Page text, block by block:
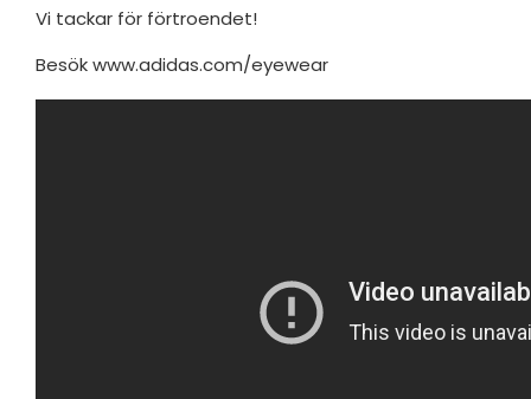
Vi tackar för förtroendet!
Besökwww.adidas.com/eyewear